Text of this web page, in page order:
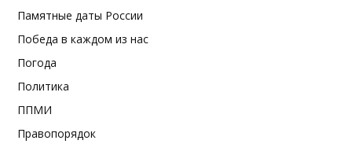
Памятные даты России
Победа в каждом из нас
Погода
Политика
ППМИ
Правопорядок